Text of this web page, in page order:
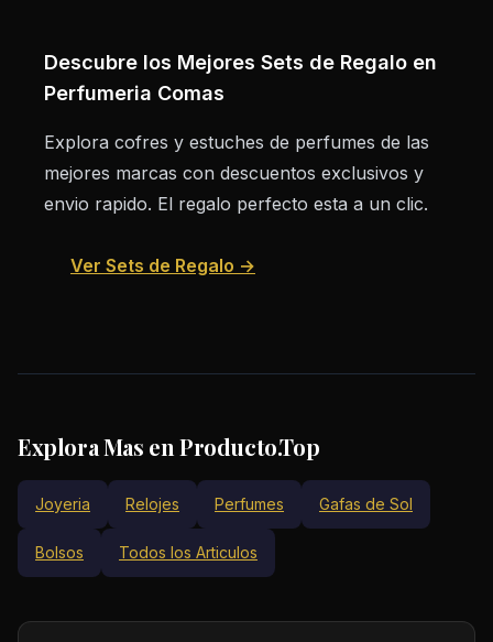
Descubre los Mejores Sets de Regalo en
Perfumeria Comas
Explora cofres y estuches de perfumes de las
mejores marcas con descuentos exclusivos y
envio rapido. El regalo perfecto esta a un clic.
Ver Sets de Regalo →
Explora Mas en Producto.Top
Joyeria Relojes Perfumes Gafas de Sol
Bolsos Todos los Articulos